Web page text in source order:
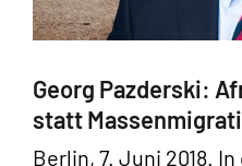
Georg Pazderski:
statt
Berlin, 7. Juni 2018.